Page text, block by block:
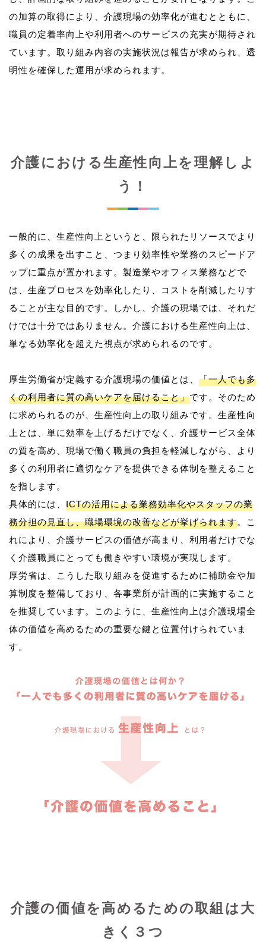
の加算の取得により、介護現場の効率化が進むとともに、
職員の定着率向上や利用者へのサービスの充実が期待され
ています。取り組み内容の実施状況は報告が求められ、透
介護における生産性向上を理解しよ
う！
一般的に、生産性向上というと、限られたリソースでより
多くの成果を出すこと、つまり効率性や業務のスピードア
ップに重点が置かれます。製造業やオフィス業務などで
は、生産プロセスを効率化したり、コストを削減したりす
ることが主な目的です。しかし、介護の現場では、それだ
けでは十分ではありません。介護における生産性向上は、
単なる効率化を超えた視点が求められるのです。
厚生労働省が定義する介護現場の価値とは、 「一人でも多
くの利用者に質の高いケアを届けること」です。そのため
に求められるのが、生産性向上の取り組みです。生産性向
上とは、単に効率を上げるだけでなく、介護サービス全体
の質を高め、現場で働く職員の負担を軽減しながら、より
多くの利用者に適切なケアを提供できる体制を整えること
を指します。
具体的には、 ICTの活用による業務効率化やスタッフの業
務分担の見直し、職場環境の改善などが挙げられます。こ
れにより、介護サービスの価値が高まり、利用者だけでな
く介護職員にとっても働きやすい環境が実現します。
厚労省は、こうした取り組みを促進するために補助金や加
算制度を整備しており、各事業所が計画的に実施すること
を推奨しています。このように、生産性向上は介護現場全
体の価値を高めるための重要な鍵と位置付けられていま
介護の価値を高めるための取組は大
きく３つ